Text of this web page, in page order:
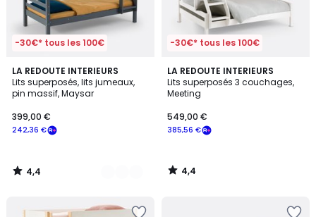
-30€* tous les 100€
LA REDOUTE INTERIEURS
Lits superposés, lits jumeaux,
pin massif, Maysar
€
souscrivez
notre
programme
242,36 €
399,00 €
4,4
/ 5
2
Couleurs
4,4
/
-30€* tous les 100€
LA REDOUTE INTERIEURS
Lits superposés 3 couchages,
Meeting
385,56 €
549,00 €
4,4
/ 5
4,4
/